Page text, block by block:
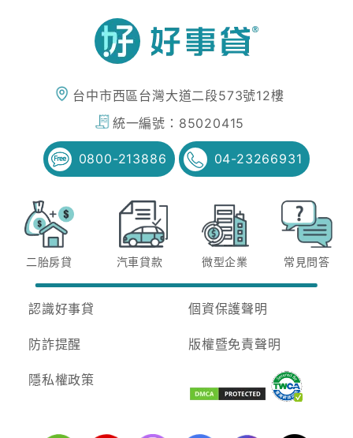
資料，都有機會通過審核，適合領現、收入不
固定，或是非定期領薪的族群，例如自營商、
家管、保姆、接案工作者、計程車司機或攤販
台中市西區台灣大道二段573號12樓
統一編號： 85020415
0800-213886 04-23266931
二胎房貸 汽車貸款 微型企業 常見問答
認識好事貸 個資保護聲明
防詐提醒 版權暨免責聲明
隱私權政策